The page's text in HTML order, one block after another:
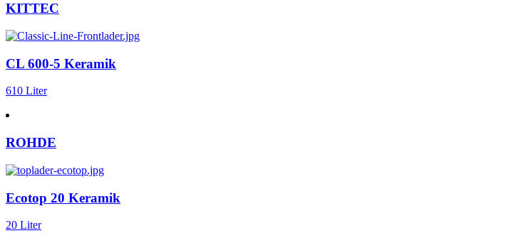
KITTEC
CL 600-5 Keramik
610 Liter
ROHDE
Ecotop 20 Keramik
20 Liter